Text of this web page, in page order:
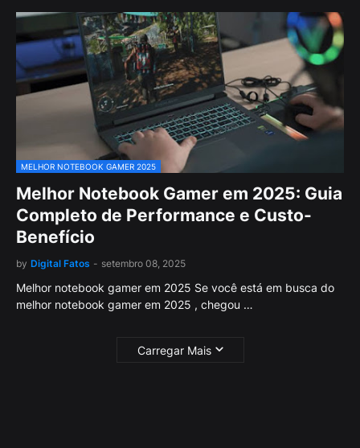
MELHOR NOTEBOOK GAMER 2025
Melhor Notebook Gamer em 2025: Guia
Completo de Performance e Custo-
Benefício
by Digital Fatos - setembro 08, 2025
Melhor notebook gamer em 2025 Se você está em busca do
melhor notebook gamer em 2025 , chegou …
Carregar Mais